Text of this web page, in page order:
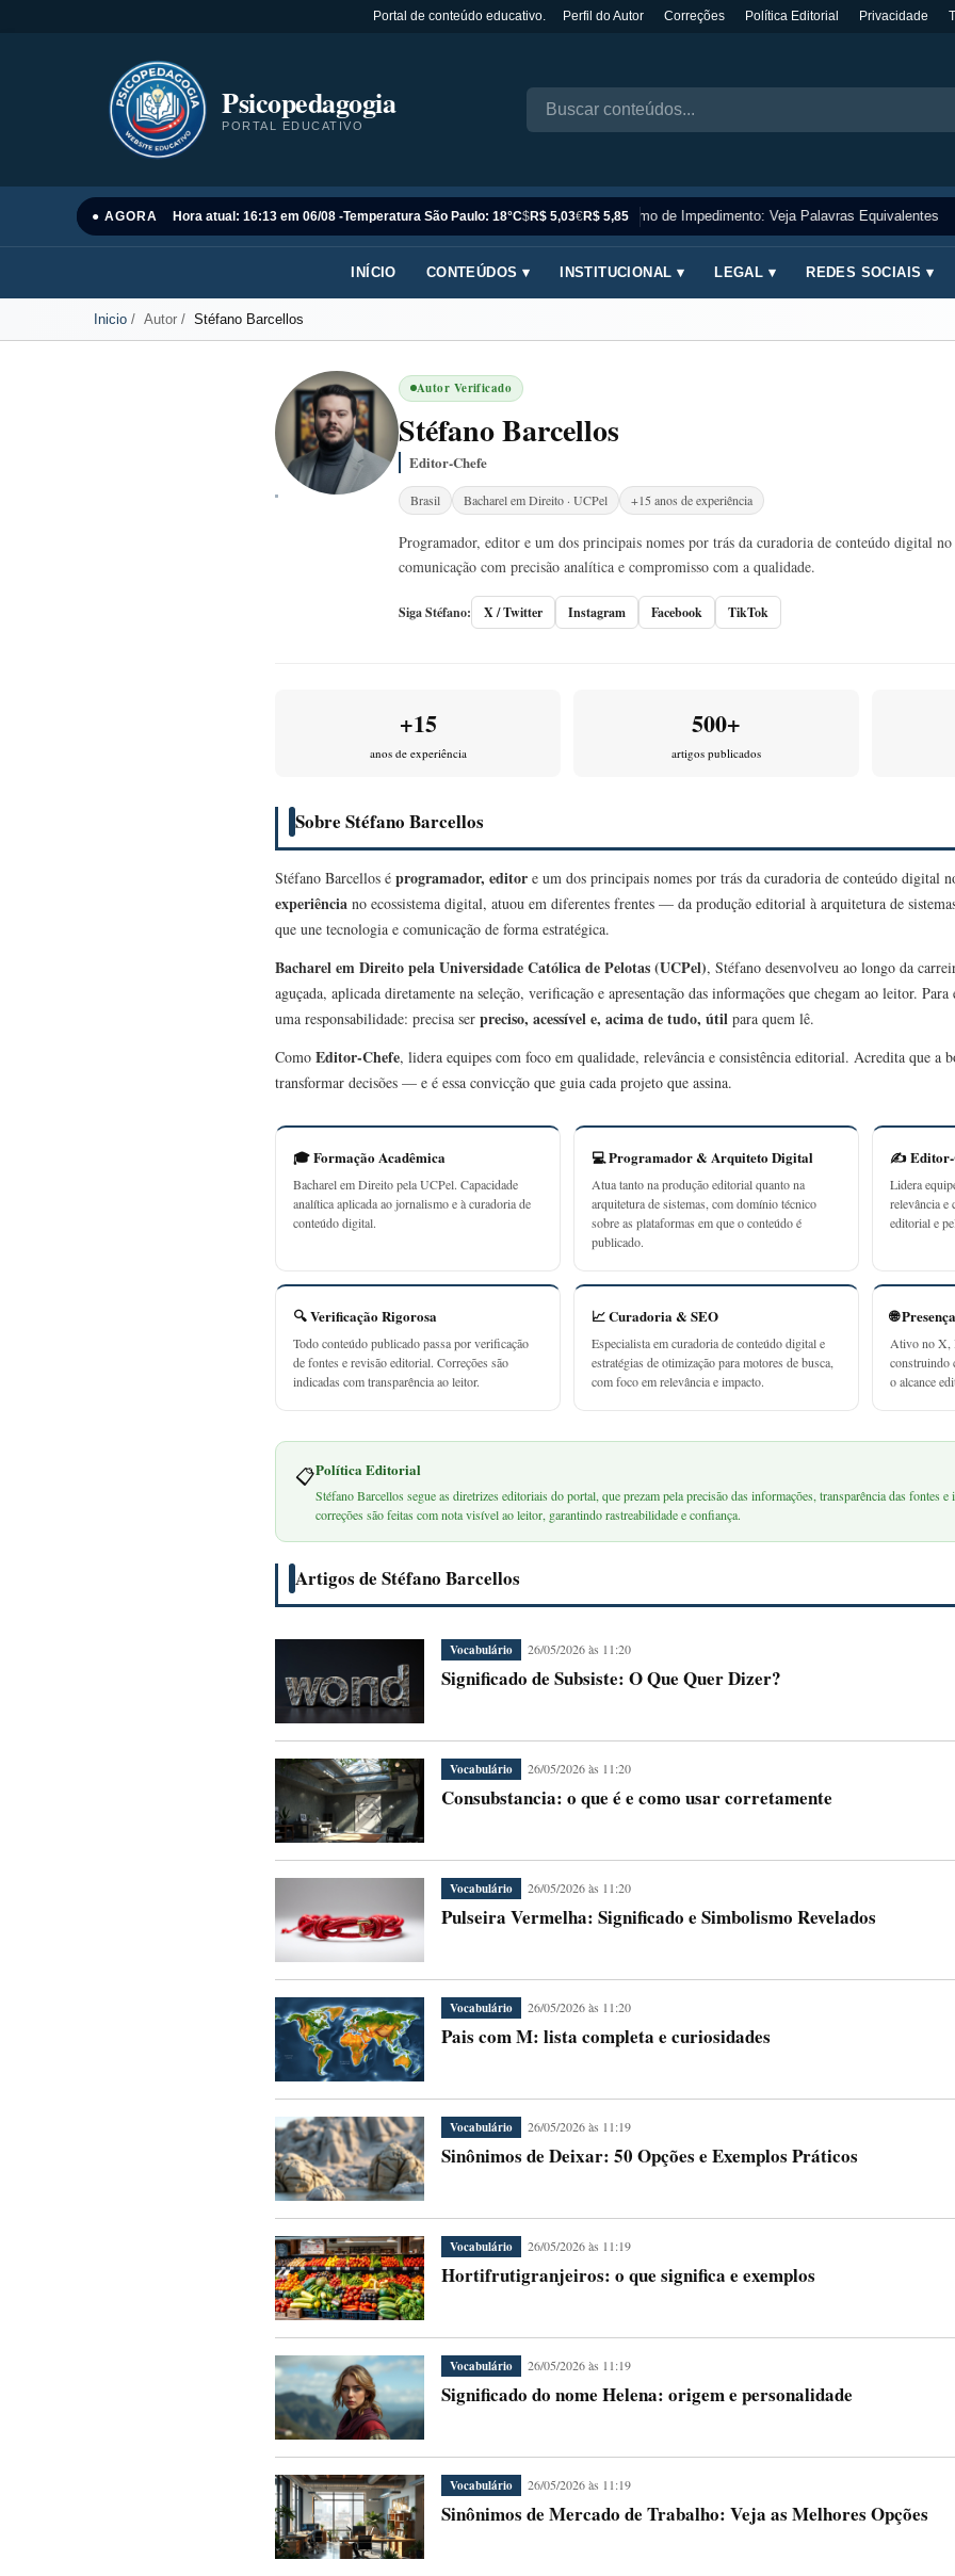
Portal de conteúdo educativo. Perfil do Autor Correções Política Editorial Privacidade
Psicopedagogia
PORTAL EDUCATIVO
● AGORA Hora atual: 16:13 em 06/08 -Temperatura São Paulo: 18°C$R$ 5,03€R$ 5,85
Sinônimo de Impedimento: Veja Palavras Equivalentes
INÍCIO CONTEÚDOS ▾ INSTITUCIONAL ▾ LEGAL ▾ REDES SOCIAIS ▾
Inicio Autor Stéfano Barcellos
Autor Verificado
Stéfano Barcellos
Editor-Chefe
Brasil Bacharel em Direito · UCPel +15 anos de experiência
Programador, editor e um dos principais nomes por trás da curadoria de conteúdo digital
comunicação com precisão analítica e compromisso com a qualidade.
Siga Stéfano: X / Twitter Instagram Facebook TikTok
+15
anos de experiência
500+
artigos publicados
Sobre Stéfano Barcellos
Stéfano Barcellos é programador, editor e um dos principais nomes por trás da curadoria de conteúdo digital
experiência no ecossistema digital, atuou em diferentes frentes — da produção editorial à arquitetura de
que une tecnologia e comunicação de forma estratégica.
Bacharel em Direito pela Universidade Católica de Pelotas (UCPel), Stéfano desenvolveu ao longo da
aguçada, aplicada diretamente na seleção, verificação e apresentação das informações que chegam ao leitor.
uma responsabilidade: precisa ser preciso, acessível e, acima de tudo, útil para quem lê.
Como Editor-Chefe, lidera equipes com foco em qualidade, relevância e consistência editorial. Acredita que a
transformar decisões — e é essa convicção que guia cada projeto que assina.
🎓 Formação Acadêmica
Bacharel em Direito pela UCPel. Capacidade
analítica aplicada ao jornalismo e à curadoria de
conteúdo digital.
💻 Programador & Arquiteto Digital
Atua tanto na produção editorial quanto na
arquitetura de sistemas, com domínio técnico
sobre as plataformas em que o conteúdo é
publicado.
✍️ Editor-
Lidera
relevância e
editorial e
🔍 Verificação Rigorosa
Todo conteúdo publicado passa por verificação
de fontes e revisão editorial. Correções são
indicadas com transparência ao leitor.
📈 Curadoria & SEO
Especialista em curadoria de conteúdo digital e
estratégias de otimização para motores de busca,
com foco em relevância e impacto.
🌐
Ativo no X,
construindo
o alcance
📋Política Editorial
Stéfano Barcellos segue as diretrizes editoriais do portal, que prezam pela precisão das informações, transparência das fontes
correções são feitas com nota visível ao leitor, garantindo rastreabilidade e confiança.
Artigos de Stéfano Barcellos
Vocabulário 26/05/2026 às 11:20
Significado de Subsiste: O Que Quer Dizer?
Vocabulário 26/05/2026 às 11:20
Consubstancia: o que é e como usar corretamente
Vocabulário 26/05/2026 às 11:20
Pulseira Vermelha: Significado e Simbolismo Revelados
Vocabulário 26/05/2026 às 11:20
Pais com M: lista completa e curiosidades
Vocabulário 26/05/2026 às 11:19
Sinônimos de Deixar: 50 Opções e Exemplos Práticos
Vocabulário 26/05/2026 às 11:19
Hortifrutigranjeiros: o que significa e exemplos
Vocabulário 26/05/2026 às 11:19
Significado do nome Helena: origem e personalidade
Vocabulário 26/05/2026 às 11:19
Sinônimos de Mercado de Trabalho: Veja as Melhores Opções